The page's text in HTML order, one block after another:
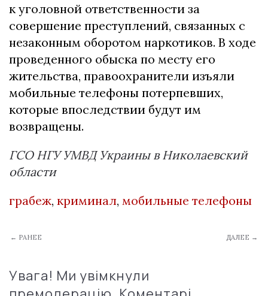
к уголовной ответственности за
совершение преступлений, связанных с
незаконным оборотом наркотиков. В ходе
проведенного обыска по месту его
жительства, правоохранители изъяли
мобильные телефоны потерпевших,
которые впоследствии будут им
возвращены.
ГСО НГУ УМВД Украины в Николаевский
области
грабеж, криминал, мобильные телефоны
← РАНЕЕ ДАЛЕЕ →
Увага! Ми увімкнули